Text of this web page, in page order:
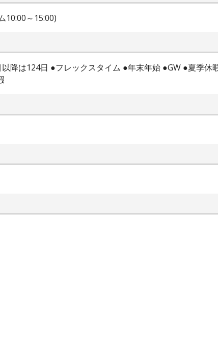
10:00～15:00)
は124日 ●フレックスタイム ●年末年始 ●GW ●夏季休